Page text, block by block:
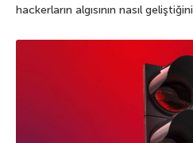
hackerların algısının nasıl